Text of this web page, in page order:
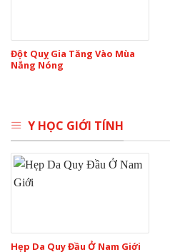
Đột Quỵ Gia Tăng Vào Mùa
Nắng Nóng
Y HỌC GIỚI TÍNH
Hẹp Da Quy Đầu Ở Nam Giới